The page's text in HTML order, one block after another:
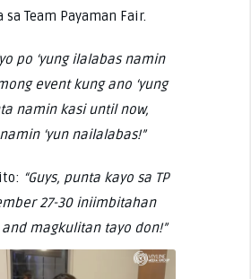
Team Payaman Fair.
po ‘yung ilalabas namin
event kung ano ‘yung
namin kasi until now,
‘yun nailalabas!”
“Guys, punta kayo sa TP
27-30 iniimbitahan
magkulitan tayo don!”